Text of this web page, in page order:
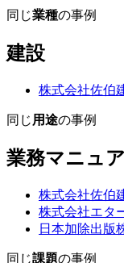
同じ業種の事例
建設
株式会社佐伯
同じ 用途の事例
業務マニュ
株式会社佐伯
株式会社エタ
日本加除出版
同じ課題の事例